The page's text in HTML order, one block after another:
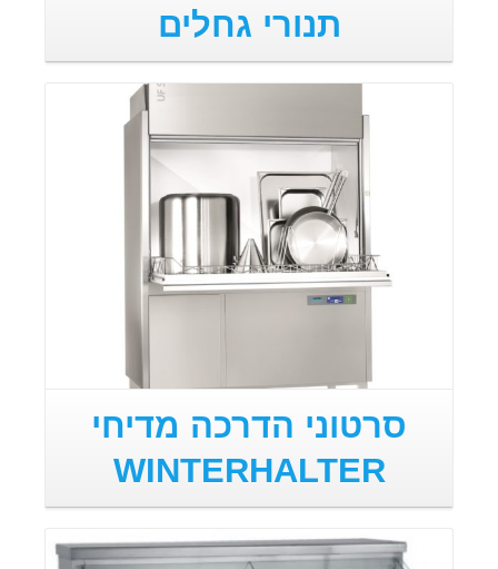
תנורי גחלים
סרטוני הדרכה מדיחי
WINTERHALTER